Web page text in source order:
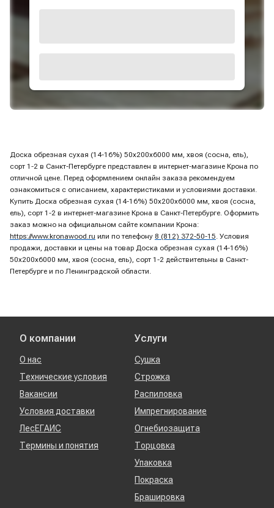
Доска обрезная сухая (14-16%) 50х200х6000 мм, хвоя (сосна, ель),
сорт 1-2 в Санкт-Петербурге представлен в интернет-магазине Крона по
отличной цене. Перед оформлением онлайн заказа рекомендуем
ознакомиться с описанием, характеристиками и условиями доставки.
Купить Доска обрезная сухая (14-16%) 50х200х6000 мм, хвоя (сосна,
ель), сорт 1-2 в интернет-магазине Крона в Санкт-Петербурге. Оформить
заказ можно на официальном сайте компании Крона:
https://www.kronawood.ru или по телефону 8 (812) 372-50-15. Условия
продажи, доставки и цены на товар Доска обрезная сухая (14-16%)
50х200х6000 мм, хвоя (сосна, ель), сорт 1-2 действительны в Санкт-
Петербурге и по Ленинградской области.
О компании
О нас
Технические условия
Вакансии
Условия доставки
ЛесЕГАИС
Термины и понятия
Услуги
Сушка
Строжка
Распиловка
Импрегнирование
Огнебиозащита
Торцовка
Упаковка
Покраска
Брашировка